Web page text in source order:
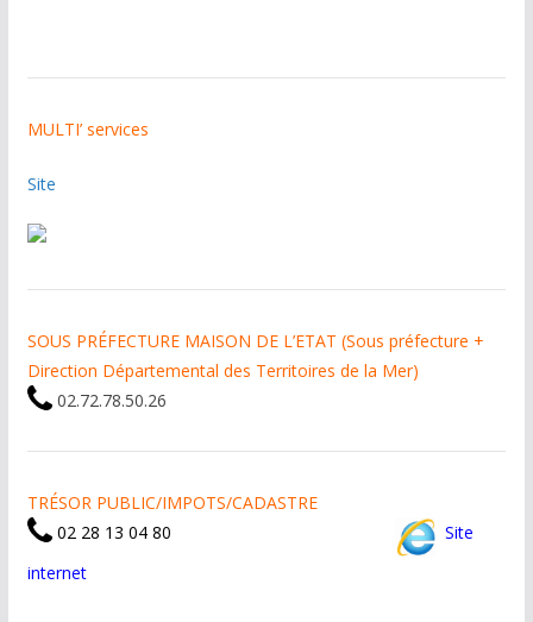
MULTI’ services
Site
SOUS PRÉFECTURE MAISON DE L’ETAT (Sous préfecture +
Direction Départemental des Territoires de la Mer)
02.72.78.50.26
TRÉSOR PUBLIC/IMPOTS/CADASTRE
02 28 13 04 80
Site
internet